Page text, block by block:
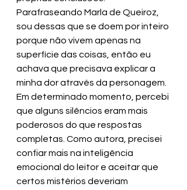
Parafraseando Marla de Queiroz,
sou dessas que se doem por inteiro
porque não vivem apenas na
superfície das coisas, então eu
achava que precisava explicar a
minha dor através da personagem.
Em determinado momento, percebi
que alguns silêncios eram mais
poderosos do que respostas
completas. Como autora, precisei
confiar mais na inteligência
emocional do leitor e aceitar que
certos mistérios deveriam